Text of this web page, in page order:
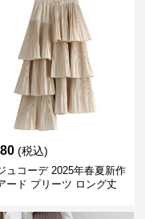
(税込)
ュコーデ 2025年春夏新作
ード プリーツ ロング丈